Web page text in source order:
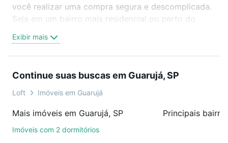
você realizar uma compra segura e descomplicada.
Seja em um bairro mais residencial ou perto do
oferta ideal de Imóveis com 2 suites à venda em
Guarujá, SP para conquistar seu sonho. Agende uma
compromisso e você ainda conta com mais de 46
mil corretores e imobiliárias te ajudando na compra,
Como escolher um imóvel?
Exibir mais
Continue suas buscas em Guarujá, SP
Loft Imóveis em Guarujá
Mais imóveis em Guarujá, SP
Imóveis com 2 dormitórios
Principais